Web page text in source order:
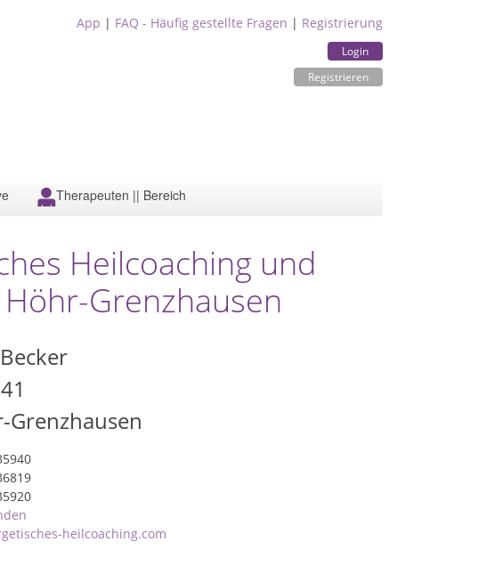
App | FAQ - Häufig gestellte Fragen | Registrierung
Login
Registrieren
Therapeuten || Bereich
Heilcoaching und
Grenzhausen
Grenzhausen
heilcoaching.com